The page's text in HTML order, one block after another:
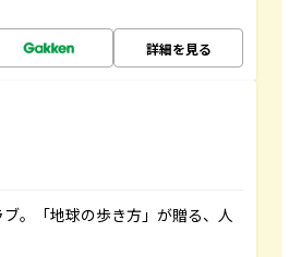
詳細を見る
。「地球の歩き方」が贈る、人